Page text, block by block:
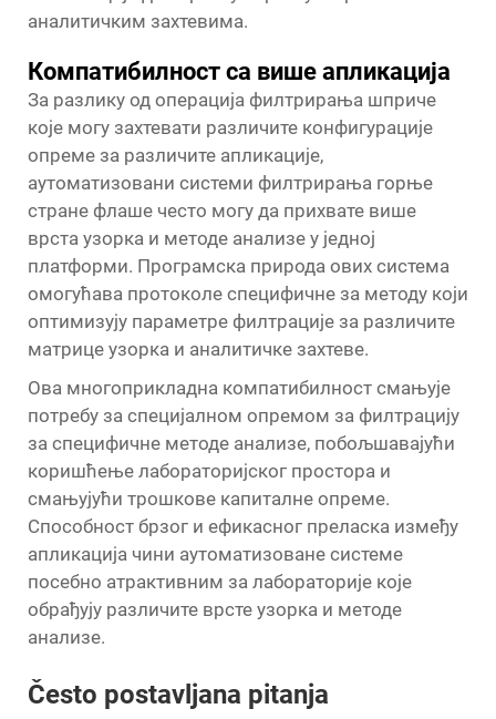
аналитичким захтевима.
Компатибилност са више апликација
За разлику од операција филтрирања шприче
које могу захтевати различите конфигурације
опреме за различите апликације,
аутоматизовани системи филтрирања горње
стране флаше често могу да прихвате више
врста узорка и методе анализе у једној
платформи. Програмска природа ових система
омогућава протоколе специфичне за методу који
оптимизују параметре филтрације за различите
матрице узорка и аналитичке захтеве.
Ова многоприкладна компатибилност смањује
потребу за специјалном опремом за филтрацију
за специфичне методе анализе, побољшавајући
коришћење лабораторијског простора и
смањујући трошкове капиталне опреме.
Способност брзог и ефикасног преласка између
апликација чини аутоматизоване системе
посебно атрактивним за лабораторије које
обрађују различите врсте узорка и методе
анализе.
Često postavljana pitanja